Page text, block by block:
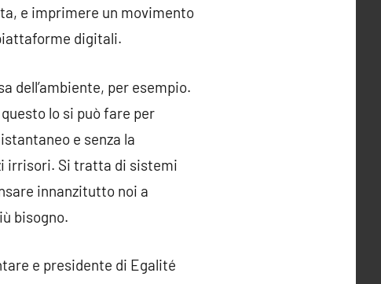
e imprimere un movimento
digitali.
dell’ambiente, per esempio.
lo si può fare per
e senza la
irrisori. Si tratta di sistemi
innanzitutto noi a
bisogno.
e presidente di Egalité